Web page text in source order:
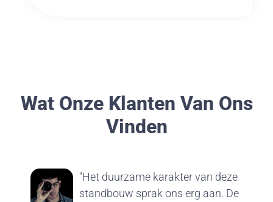
Wat Onze Klanten Van Ons
Vinden
"Het duurzame karakter van deze
standbouw sprak ons erg aan. De